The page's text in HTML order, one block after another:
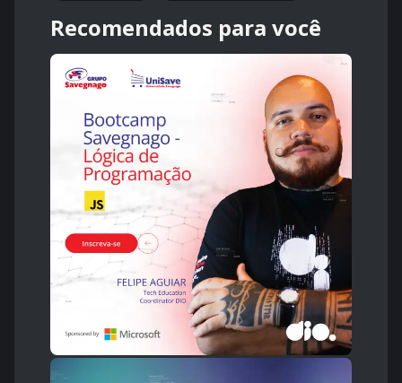
Recomendados para você